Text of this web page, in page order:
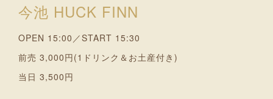
今池 HUCK FINN
OPEN 15:00／START 15:30
前売 3,000円(1ドリンク＆お土産付き)
当日 3,500円